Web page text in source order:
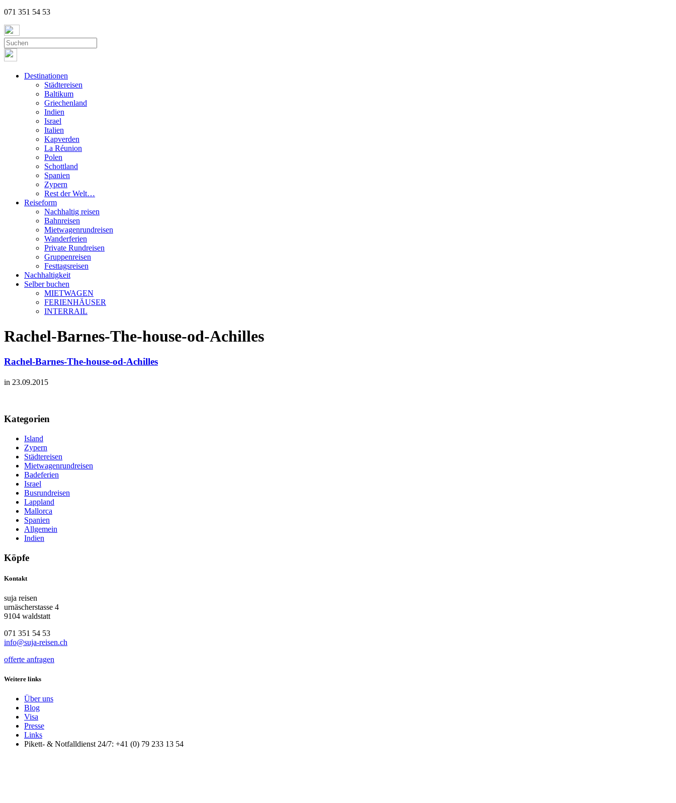
071 351 54 53
Destinationen
Städtereisen
Baltikum
Griechenland
Indien
Israel
Italien
Kapverden
La Réunion
Polen
Schottland
Spanien
Zypern
Rest der Welt…
Reiseform
Nachhaltig reisen
Bahnreisen
Mietwagenrundreisen
Wanderferien
Private Rundreisen
Gruppenreisen
Festtagsreisen
Nachhaltigkeit
Selber buchen
MIETWAGEN
FERIENHÄUSER
INTERRAIL
Rachel-Barnes-The-house-od-Achilles
Rachel-Barnes-The-house-od-Achilles
in 23.09.2015
Kategorien
Island
Zypern
Städtereisen
Mietwagenrundreisen
Badeferien
Israel
Busrundreisen
Lappland
Mallorca
Spanien
Allgemein
Indien
Köpfe
Kontakt
suja reisen
urnäscherstasse 4
9104 waldstatt
071 351 54 53
info@suja-reisen.ch
offerte anfragen
Weitere links
Über uns
Blog
Visa
Presse
Links
Pikett- & Notfalldienst 24/7: +41 (0) 79 233 13 54